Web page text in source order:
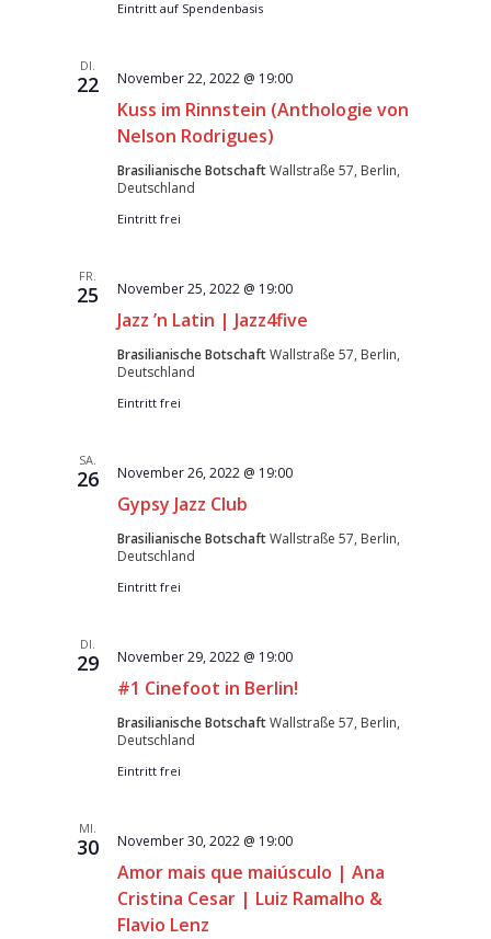
Eintritt auf Spendenbasis
DI.
22
Kuss im Rinnstein (Anthologie von
Nelson Rodrigues)
November 22, 2022 @ 19:00
Brasilianische BotschaftWallstraße 57, Berlin,
Deutschland
Eintritt frei
FR.
25
Jazz ’n Latin | Jazz4five
November 25, 2022 @ 19:00
Brasilianische BotschaftWallstraße 57, Berlin,
Deutschland
Eintritt frei
SA.
26
Gypsy Jazz Club
November 26, 2022 @ 19:00
Brasilianische BotschaftWallstraße 57, Berlin,
Deutschland
Eintritt frei
DI.
29
#1 Cinefoot in Berlin!
November 29, 2022 @ 19:00
Brasilianische BotschaftWallstraße 57, Berlin,
Deutschland
Eintritt frei
MI.
30
Amor mais que maiúsculo | Ana
Cristina Cesar | Luiz Ramalho &
Flavio Lenz
November 30, 2022 @ 19:00